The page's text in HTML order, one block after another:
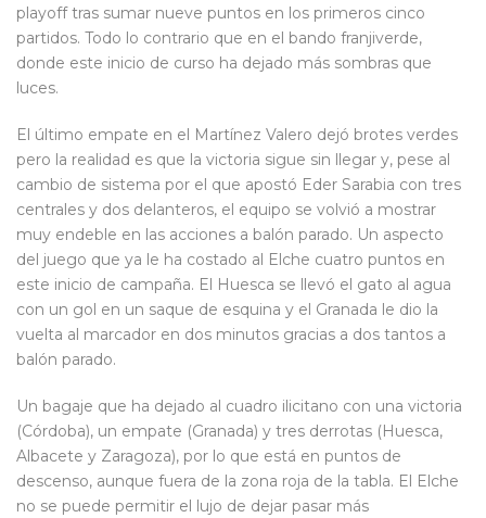
playoff tras sumar nueve puntos en los primeros cinco
partidos. Todo lo contrario que en el bando franjiverde,
donde este inicio de curso ha dejado más sombras que
luces.
El último empate en el Martínez Valero dejó brotes verdes
pero la realidad es que la victoria sigue sin llegar y, pese al
cambio de sistema por el que apostó Eder Sarabia con tres
centrales y dos delanteros, el equipo se volvió a mostrar
muy endeble en las acciones a balón parado. Un aspecto
del juego que ya le ha costado al Elche cuatro puntos en
este inicio de campaña. El Huesca se llevó el gato al agua
con un gol en un saque de esquina y el Granada le dio la
vuelta al marcador en dos minutos gracias a dos tantos a
balón parado.
Un bagaje que ha dejado al cuadro ilicitano con una victoria
(Córdoba), un empate (Granada) y tres derrotas (Huesca,
Albacete y Zaragoza), por lo que está en puntos de
descenso, aunque fuera de la zona roja de la tabla. El Elche
no se puede permitir el lujo de dejar pasar más